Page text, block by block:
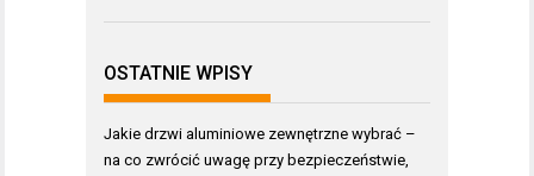
OSTATNIE WPISY
Jakie drzwi aluminiowe zewnętrzne wybrać –
na co zwrócić uwagę przy bezpieczeństwie,